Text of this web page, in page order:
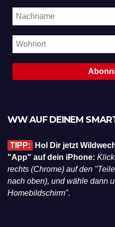
WW AUF DEINEM
TIPP:
Hol Dir jetzt
"App" auf dein iPhone:
rechts (Chrome) auf den
nach oben), und wähle dann
Homebildschirm".